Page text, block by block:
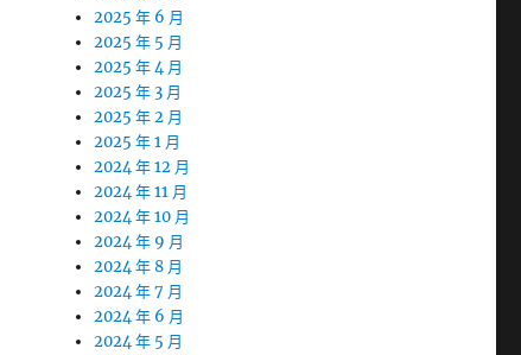
2025 年 6 月
2025 年 5 月
2025 年 4 月
2025 年 3 月
2025 年 2 月
2025 年 1 月
2024 年 12 月
2024 年 11 月
2024 年 10 月
2024 年 9 月
2024 年 8 月
2024 年 7 月
2024 年 6 月
2024 年 5 月